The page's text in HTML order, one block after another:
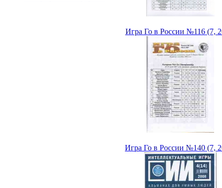
Игра Го в России №116 (7,
Игра Го в России №140 (7,